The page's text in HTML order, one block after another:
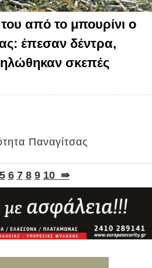
από το μπουρίνι ο
έπεσαν δέντρα,
σκεπές
Παναγίτσας
5 6 7 8 9 10⇛